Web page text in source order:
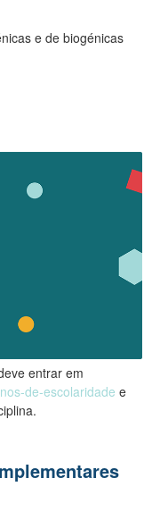
e de biogénicas
entrar em
de-escolaridade e